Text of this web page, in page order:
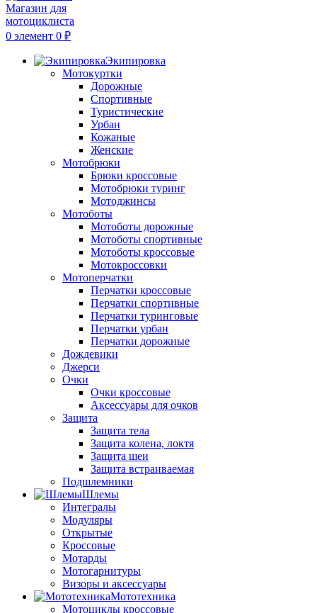
0 элемент 0 ₽
Экипировка
Мотокуртки
Дорожные
Спортивные
Туристические
Урбан
Кожаные
Женские
Мотобрюки
Брюки кроссовые
Мотобрюки туринг
Мотоджинсы
Мотоботы
Мотоботы дорожные
Мотоботы спортивные
Мотоботы кроссовые
Мотокроссовки
Мотоперчатки
Перчатки кроссовые
Перчатки спортивные
Перчатки туринговые
Перчатки урбан
Перчатки дорожные
Дождевики
Джерси
Очки
Очки кроссовые
Аксессуары для очков
Защита
Защита тела
Защита колена, локтя
Защита шеи
Защита встраиваемая
Подшлемники
Шлемы
Интегралы
Модуляры
Открытые
Кроссовые
Мотарды
Мотогарнитуры
Визоры и аксессуары
Мототехника
Мотоциклы кроссовые